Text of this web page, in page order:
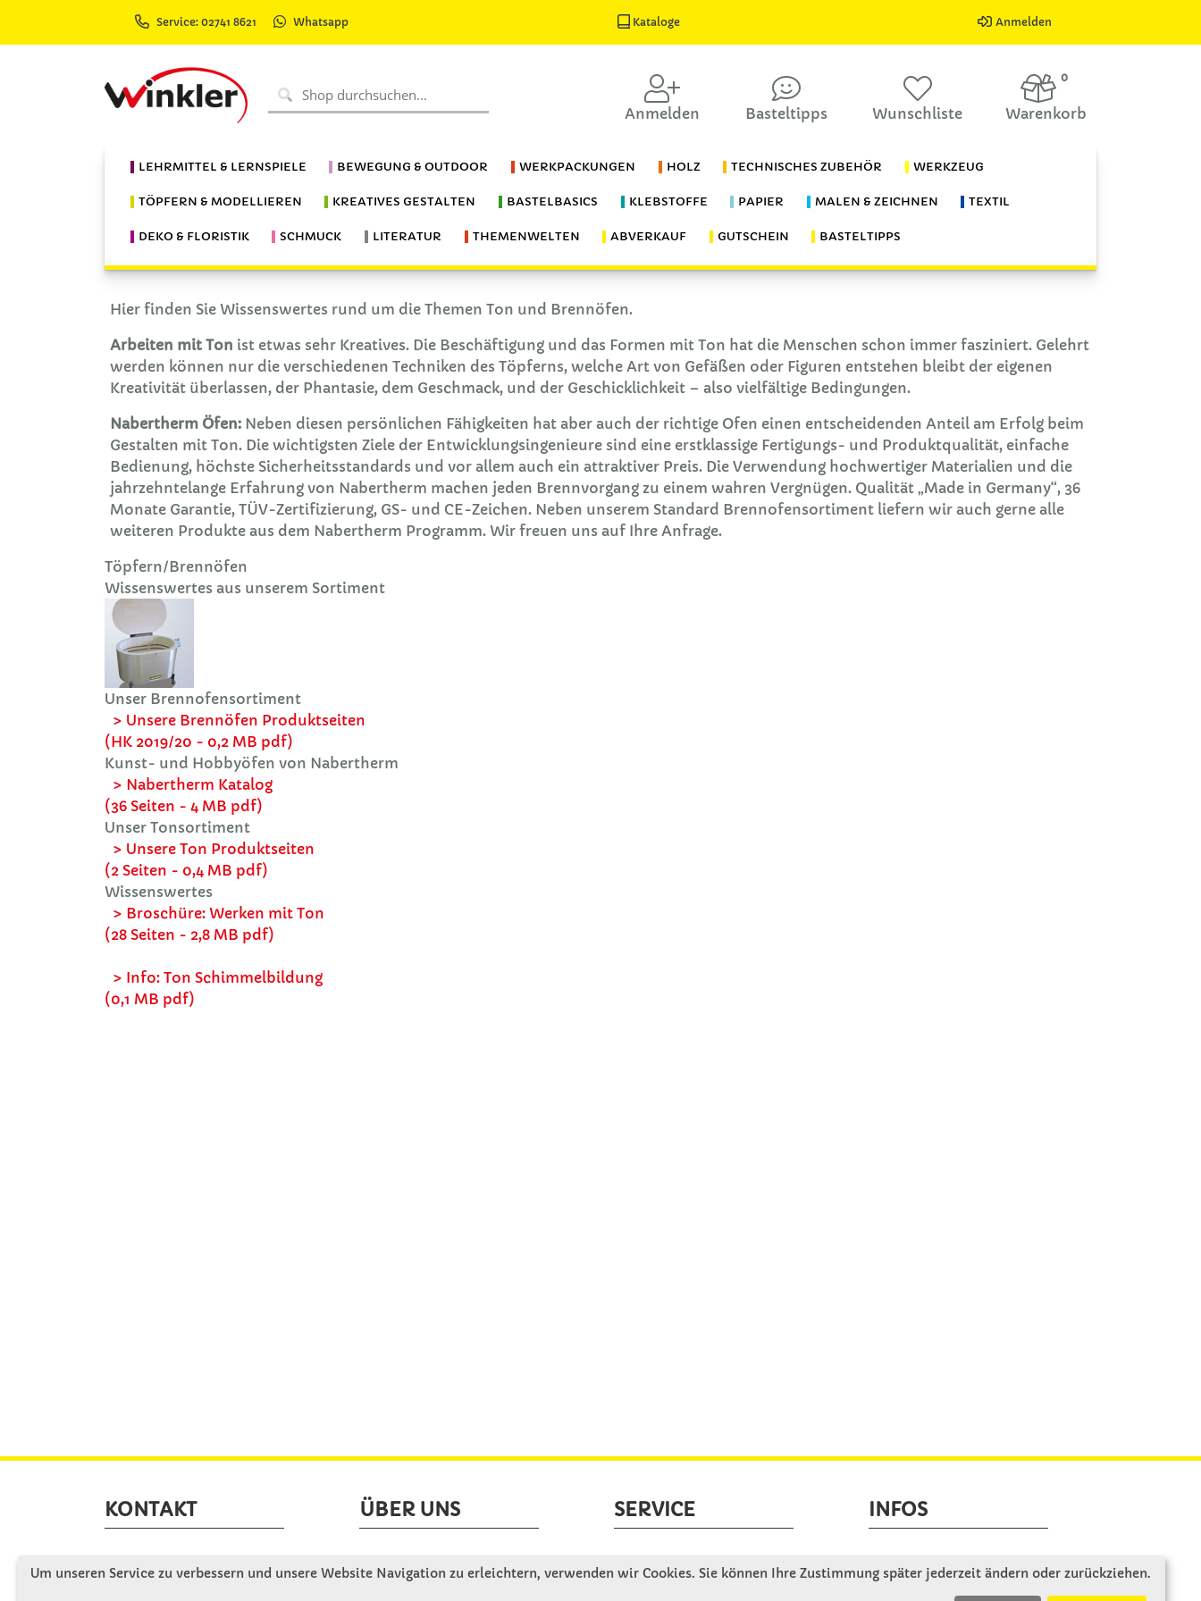
Service: 02741 8621 Whatsapp Kataloge Anmelden
Anmelden Basteltipps Wunschliste
0
Warenkorb
LEHRMITTEL & LERNSPIELE BEWEGUNG & OUTDOOR WERKPACKUNGEN HOLZ TECHNISCHES ZUBEHÖR WERKZEUG
TÖPFERN & MODELLIEREN KREATIVES GESTALTEN BASTELBASICS KLEBSTOFFE PAPIER MALEN & ZEICHNEN TEXTIL
DEKO & FLORISTIK SCHMUCK LITERATUR THEMENWELTEN ABVERKAUF GUTSCHEIN BASTELTIPPS
Hier finden Sie Wissenswertes rund um die Themen Ton und Brennöfen.
Arbeiten mit Ton ist etwas sehr Kreatives. Die Beschäftigung und das Formen mit Ton hat die Menschen schon immer fasziniert. Gelehrt
werden können nur die verschiedenen Techniken des Töpferns, welche Art von Gefäßen oder Figuren entstehen bleibt der eigenen
Kreativität überlassen, der Phantasie, dem Geschmack, und der Geschicklichkeit – also vielfältige Bedingungen.
Nabertherm Öfen: Neben diesen persönlichen Fähigkeiten hat aber auch der richtige Ofen einen entscheidenden Anteil am Erfolg beim
Gestalten mit Ton. Die wichtigsten Ziele der Entwicklungsingenieure sind eine erstklassige Fertigungs- und Produktqualität, einfache
Bedienung, höchste Sicherheitsstandards und vor allem auch ein attraktiver Preis. Die Verwendung hochwertiger Materialien und die
jahrzehntelange Erfahrung von Nabertherm machen jeden Brennvorgang zu einem wahren Vergnügen. Qualität „Made in Germany“, 36
Monate Garantie, TÜV-Zertifizierung, GS- und CE-Zeichen. Neben unserem Standard Brennofensortiment liefern wir auch gerne alle
weiteren Produkte aus dem Nabertherm Programm. Wir freuen uns auf Ihre Anfrage.
Töpfern/Brennöfen
Wissenswertes aus unserem Sortiment
Unser Brennofensortiment
> Unsere Brennöfen Produktseiten
(HK 2019/20 - 0,2 MB pdf)
Kunst- und Hobbyöfen von Nabertherm
> Nabertherm Katalog
(36 Seiten - 4 MB pdf)
Unser Tonsortiment
> Unsere Ton Produktseiten
(2 Seiten - 0,4 MB pdf)
Wissenswertes
> Broschüre: Werken mit Ton
(28 Seiten - 2,8 MB pdf)
> Info: Ton Schimmelbildung
(0,1 MB pdf)
KONTAKT
Winkler Schulbedarf GmbH
ÜBER UNS
Wir stellen uns vor
SERVICE
Gute Gründe für Winkler
INFOS
Zahlung & Versand
Um unseren Service zu verbessern und unsere Website Navigation zu erleichtern, verwenden wir Cookies. Sie können Ihre Zustimmung später jederzeit ändern oder zurückziehen.